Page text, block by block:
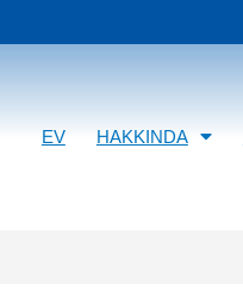
EV HAKKINDA